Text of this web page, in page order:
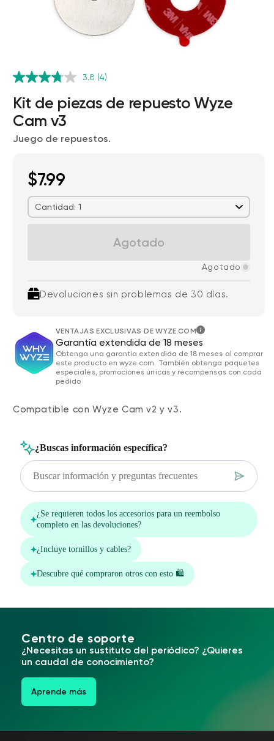
3.8 (4)
Kit de piezas de repuesto Wyze
Cam v3
Juego de repuestos.
$7.99
Cantidad: 1
Agotado
Agotado
Devoluciones sin problemas de 30 días.
VENTAJAS EXCLUSIVAS DE WYZE.COM
Garantía extendida de 18 meses
Obtenga una garantía extendida de 18 meses al comprar
este producto en wyze.com. También obtenga paquetes
especiales, promociones únicas y recompensas con cada
pedido
Compatible con Wyze Cam v2 y v3.
Centro de soporte
¿Necesitas un sustituto del periódico? ¿Quieres
un caudal de conocimiento?
Aprende más
Wyze Cam v4 + Tarjeta MicroSD de
Precio de
59,98 US$Precio habitual
63,96 US$